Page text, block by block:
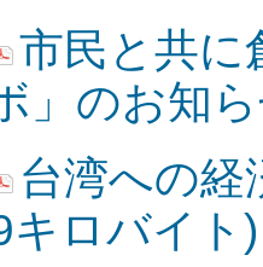
市民と共
」のお知
台湾への経
キロバイト)